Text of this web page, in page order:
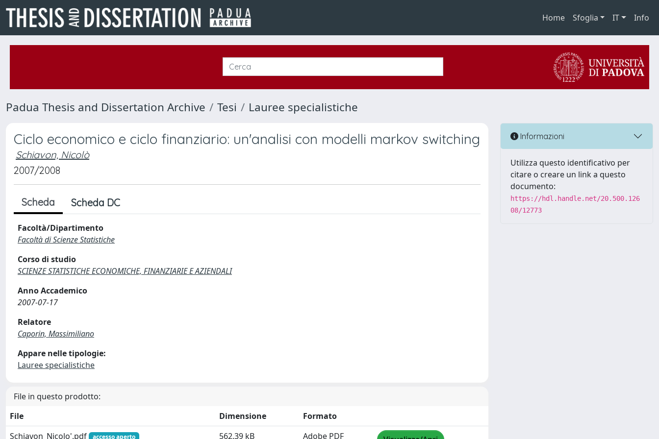
Home Sfoglia IT Info
Padua Thesis and Dissertation Archive Tesi Lauree specialistiche
Ciclo economico e ciclo finanziario: un'analisi con modelli markov switching
Schiavon, Nicolò
2007/2008
Scheda Scheda DC
Facoltà/Dipartimento
Facoltà di Scienze Statistiche
Corso di studio
SCIENZE STATISTICHE ECONOMICHE, FINANZIARIE E AZIENDALI
Anno Accademico
2007-07-17
Relatore
Caporin, Massimiliano
Appare nelle tipologie:
Lauree specialistiche
File in questo prodotto:
File
Dimensione
Formato
Schiavon_Nicolo'.pdf
accesso aperto 562.39 kB Adobe PDF
Informazioni
Utilizza questo identificativo per
citare o creare un link a questo
documento:
https://hdl.handle.net/20.500.126
08/12773